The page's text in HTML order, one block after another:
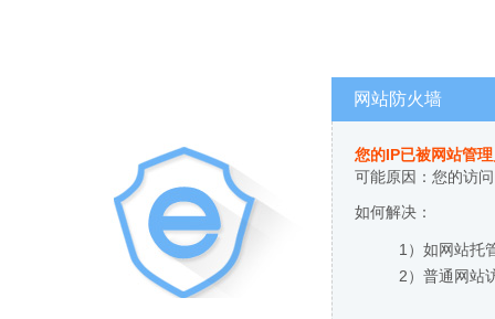
网站防火墙
您的IP已被网站管
可能原因：您的访
如何解决：
1）如网站托
2）普通网站